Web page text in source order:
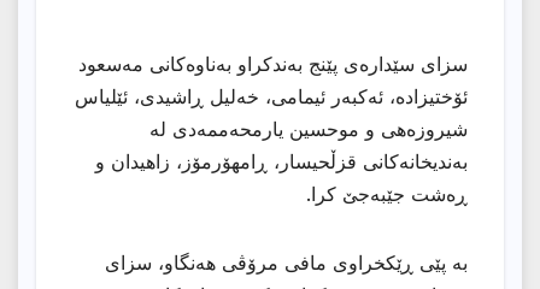
سزای سێدارەی پێنج بەندکراو بەناوەکانی مەسعود
ئۆختیزادە، ئەکبەر ئیمامی، خەلیل ڕاشیدی، ئێلیاس
شیروزەهی و موحسین یارمحەممەدی لە
بەندیخانەکانی قزڵحیسار، ڕامهۆرمۆز، زاهیدان و
ڕەشت جێبەجێ کرا.
بە پێی ڕێکخراوی مافی مرۆڤی هەنگاو، سزای